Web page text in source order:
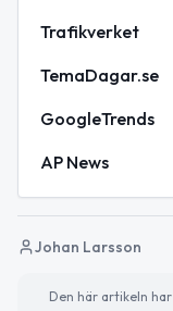
Trafikverket
TemaDagar.se
GoogleTrends
AP News
Johan Larsson
Den här artikeln